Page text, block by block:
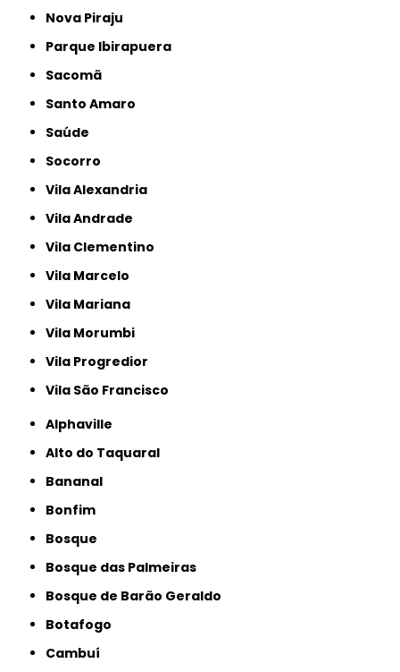
Nova Piraju
Parque Ibirapuera
Sacomã
Santo Amaro
Saúde
Socorro
Vila Alexandria
Vila Andrade
Vila Clementino
Vila Marcelo
Vila Mariana
Vila Morumbi
Vila Progredior
Vila São Francisco
Alphaville
Alto do Taquaral
Bananal
Bonfim
Bosque
Bosque das Palmeiras
Bosque de Barão Geraldo
Botafogo
Cambuí